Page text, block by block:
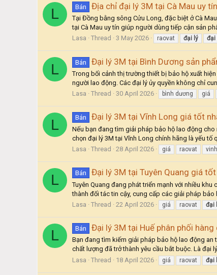
L Bán Địa chỉ đại lý 3M tại Cà Mau uy tín
Tại Đồng bằng sông Cửu Long, đặc biệt ở Cà
tại Cà Mau uy tín giúp người dùng tiếp cận sản
Lasa
Thread 3 May 2026 raovat đại lý đại
L Bán Đại lý 3M tại Bình Dương sản
Trong bối cảnh thị trường thiết bị bảo hộ xuất
người lao động. Các đại lý ủy quyền không chỉ
Lasa
Thread 30 April 2026 bình dương giá
L Bán Đại lý 3M tại Vĩnh Long giá tốt
Nếu bạn đang tìm giải pháp bảo hộ lao động cho
chọn đại lý 3M tại Vĩnh Long chính hãng là yếu tố
Lasa
Thread 28 April 2026 giá raovat vinh
L Bán Đại lý 3M tại Tuyên Quang giá tốt
Tuyên Quang đang phát triển mạnh với nhiều
thành đối tác tin cậy, cung cấp các giải pháp bảo
Lasa
Thread 22 April 2026 giá raovat đại
L Bán Đại lý 3M tại Huế phân phối
Bạn đang tìm kiếm giải pháp bảo hộ lao động an
chất lượng đã trở thành yêu cầu bắt buộc. Là đại
Lasa
Thread 18 April 2026 giá raovat đại